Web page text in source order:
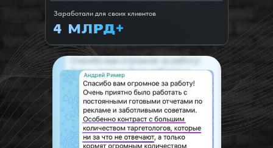
Заработали для своих клиентов